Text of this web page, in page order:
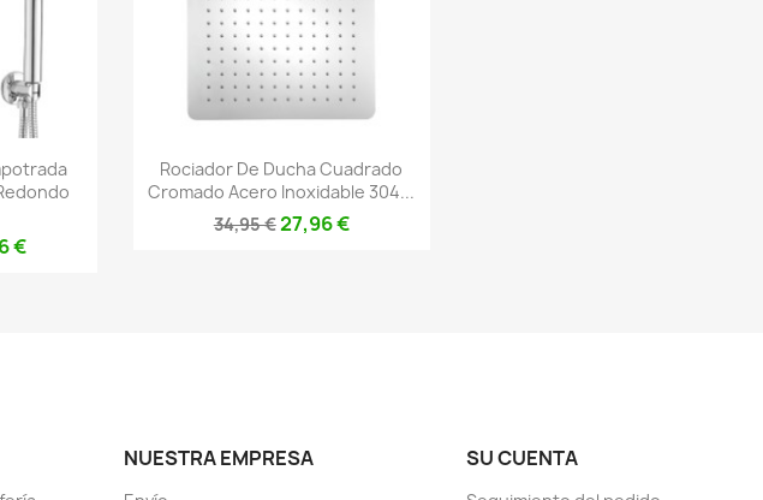
€
Vista rápida
Rociador De Ducha Cuadrado
Cromado Acero Inoxidable 304...
34,95 €27,96 €
NUESTRA EMPRESA SU CUENTA